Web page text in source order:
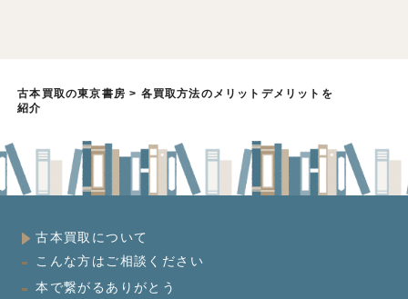
古本買取の東京書房 > 各買取方法のメリットデメリットを
紹介
古本買取について
こんな方はご相談ください
本で繋がるありがとう